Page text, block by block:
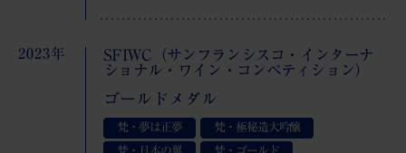
2023年
SFIWC（サンフランシスコ・インターナ
ショナル・ワイン・コンペティション）
ゴールドメダル
梵・夢は正夢
梵・極秘造大吟醸